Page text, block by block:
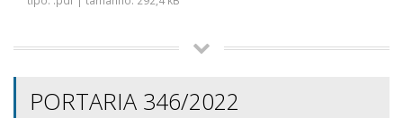
PORTARIA 346/2022